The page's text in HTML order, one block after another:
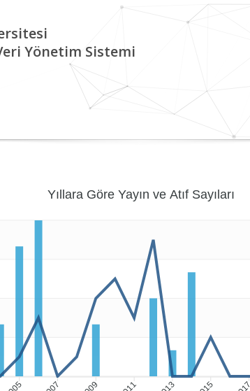
Yönetim Sistemi
Yıllara Göre Yayın ve Atıf Sayıları